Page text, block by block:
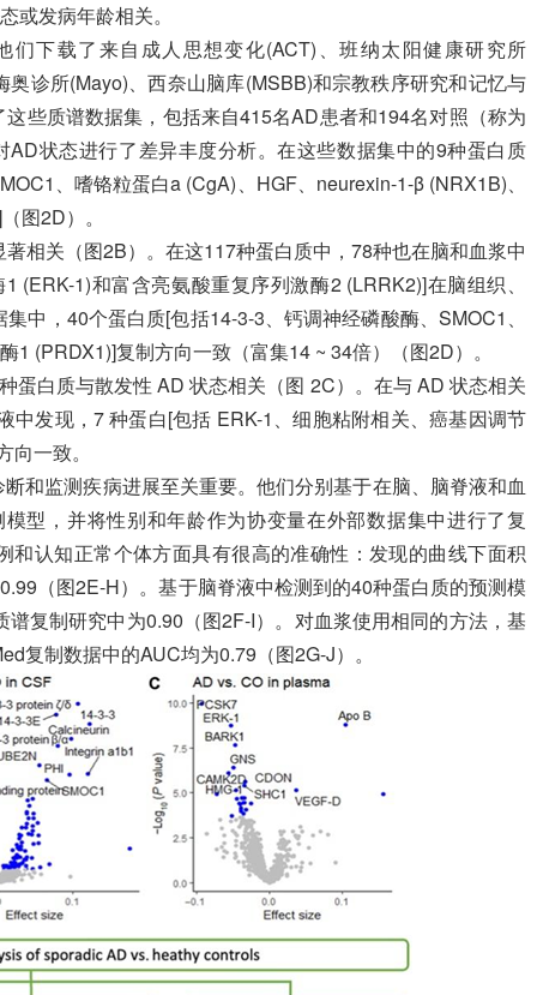
或发病年龄相关。
们下载了来自成人思想变化(ACT)、班纳太阳健康研究所
诊所(Mayo)、西奈山脑库(MSBB)和宗教秩序研究和记忆与
些质谱数据集，包括来自415名AD患者和194名对照（称为
状态进行了差异丰度分析。在这些数据集中的9种蛋白质
、嗜铬粒蛋白a (CgA)、HGF、neurexin-1-β (NRX1B)、
图2D）。
相关（图2B）。在这117种蛋白质中，78种也在脑和血浆中
(ERK-1)和富含亮氨酸重复序列激酶2 (LRRK2)]在脑组织、
中，40个蛋白质[包括14-3-3、钙调神经磷酸酶、SMOC1、
(PRDX1)]复制方向一致（富集14 ~ 34倍）（图2D）。
蛋白质与散发性 AD 状态相关（图 2C）。在与 AD 状态相关
中发现，7 种蛋白[包括 ERK-1、细胞粘附相关、癌基因调节
一致。
和监测疾病进展至关重要。他们分别基于在脑、脑脊液和血
型，并将性别和年龄作为协变量在外部数据集中进行了复
认知正常个体方面具有很高的准确性：发现的曲线下面积
（图2E-H）。基于脑脊液中检测到的40种蛋白质的预测模
复制研究中为0.90（图2F-I）。对血浆使用相同的方法，基
复制数据中的AUC均为0.79（图2G-J）。